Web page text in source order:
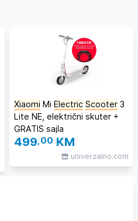
Xiaomi Mi Electric Scooter 3
Lite NE, električni skuter +
GRATIS sajla
499,00 KM
univerzalno.com